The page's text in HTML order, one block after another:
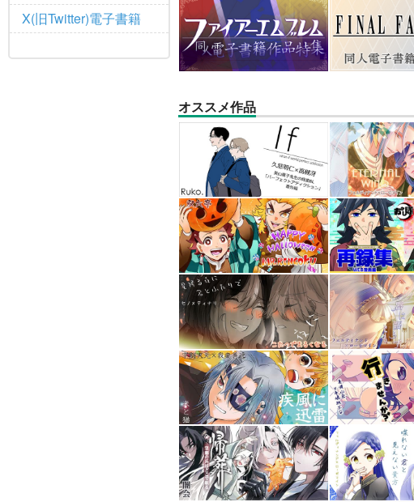
X(旧Twitter)電子書籍
オススメ作品